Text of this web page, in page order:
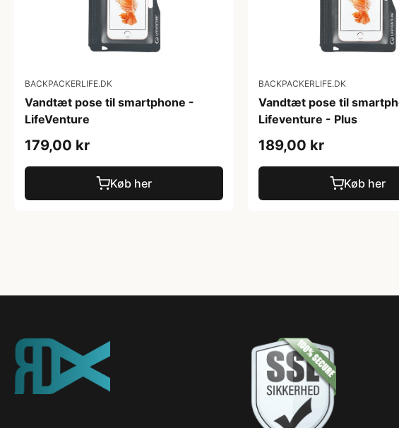
BACKPACKERLIFE.DK
Vandtæt pose til smartphone -
LifeVenture
179,00 kr
Køb her
BACKPACKERLIFE.DK
Vandtæt pose til
Lifeventure - Plus
189,00 kr
Køb her